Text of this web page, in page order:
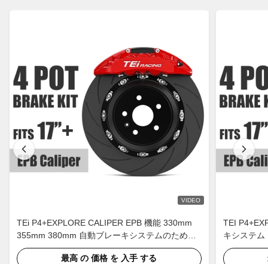
VIDEO
TEi P4+EXPLORE CALIPER EPB 機能 330mm
355mm 380mm 自動ブレーキシステムのための
バックブレーキキット
最高 の 価格 を 入手 する
TEI
キシステム